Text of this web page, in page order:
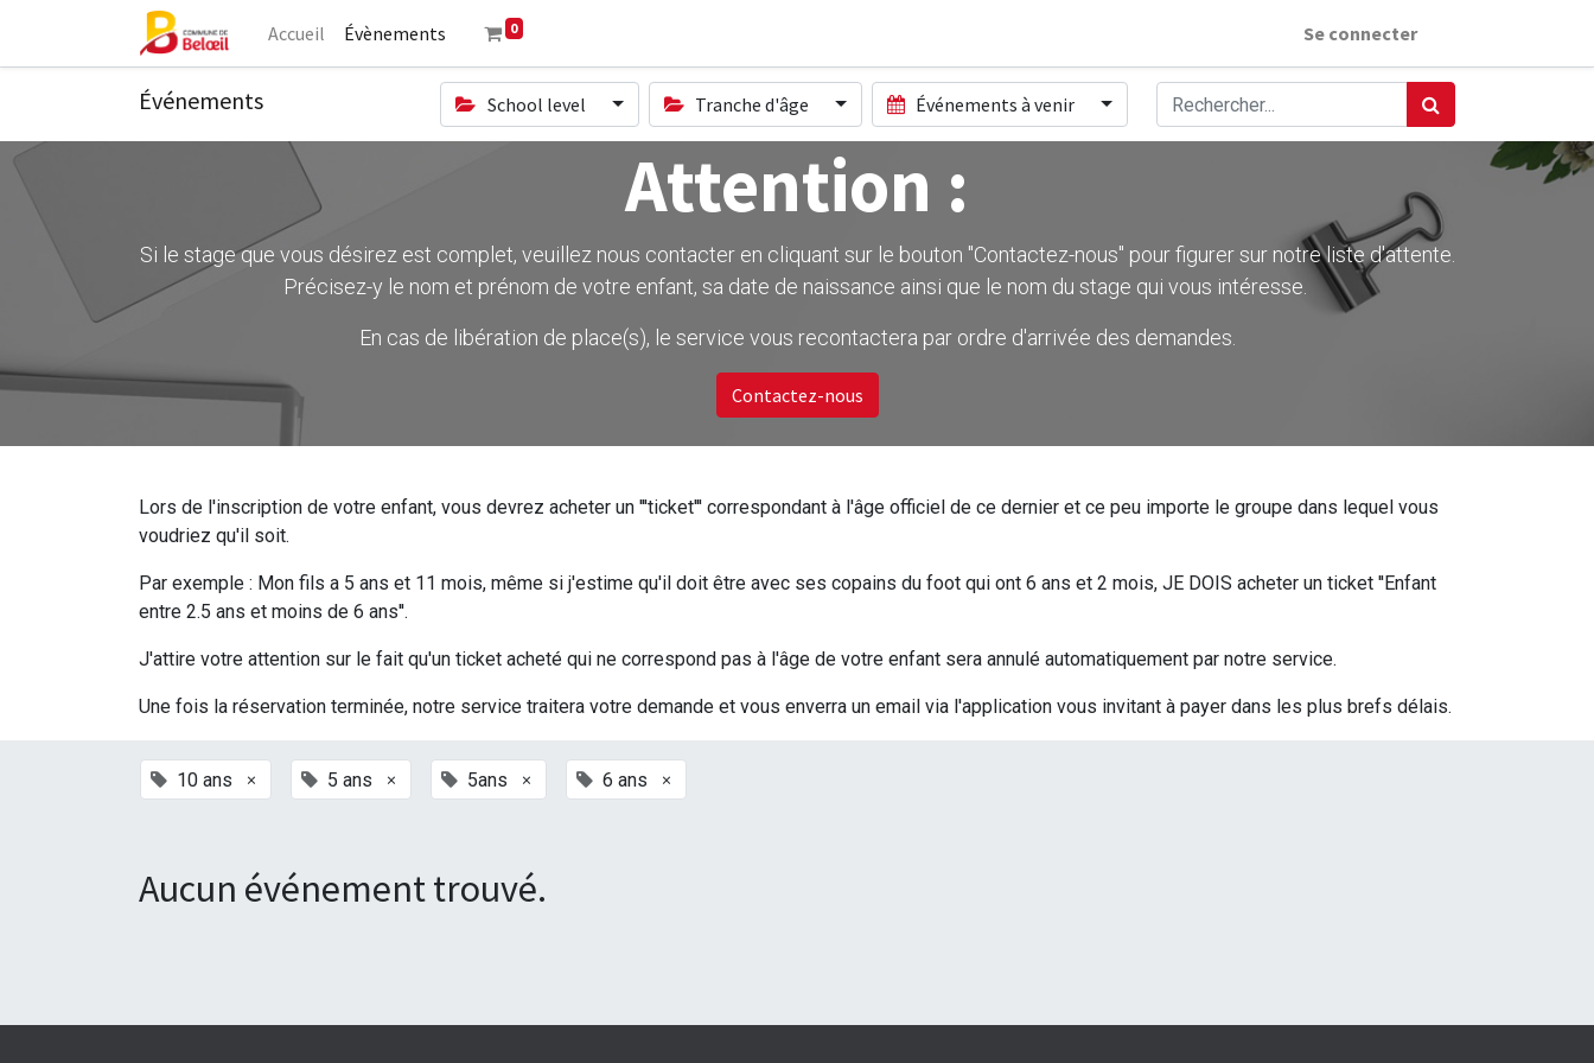
Accueil Évènements 0 Se connecter
Événements School level Tranche d'âge Événements à venir
Attention :
Si le stage que vous désirez est complet, veuillez nous contacter en cliquant sur le bouton ''Contactez-nous" pour figurer sur notre liste d'attente.
Précisez-y le nom et prénom de votre enfant, sa date de naissance ainsi que le nom du stage qui vous intéresse.
En cas de libération de place(s), le service vous recontactera par ordre d'arrivée des demandes.
Contactez-nous
Lors de l'inscription de votre enfant, vous devrez acheter un '''ticket''' correspondant à l'âge officiel de ce dernier et ce peu importe le groupe dans lequel vous
voudriez qu'il soit.
Par exemple : Mon fils a 5 ans et 11 mois, même si j'estime qu'il doit être avec ses copains du foot qui ont 6 ans et 2 mois, JE DOIS acheter un ticket ''Enfant
entre 2.5 ans et moins de 6 ans''.
J'attire votre attention sur le fait qu'un ticket acheté qui ne correspond pas à l'âge de votre enfant sera annulé automatiquement par notre service.
Une fois la réservation terminée, notre service traitera votre demande et vous enverra un email via l'application vous invitant à payer dans les plus brefs délais.
10 ans × 5 ans × 5ans × 6 ans ×
Aucun événement trouvé.